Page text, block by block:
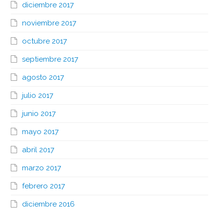
diciembre 2017
noviembre 2017
octubre 2017
septiembre 2017
agosto 2017
julio 2017
junio 2017
mayo 2017
abril 2017
marzo 2017
febrero 2017
diciembre 2016